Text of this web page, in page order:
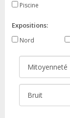
Piscine
Expositions:
Nord